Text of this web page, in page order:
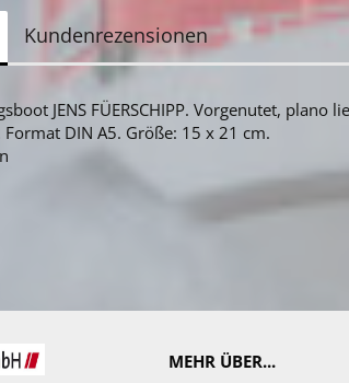
Kundenrezensionen
JENS FÜERSCHIPP. Vorgenutet, plano
Format DIN A5. Größe: 15 x 21 cm.
MEHR ÜBER...